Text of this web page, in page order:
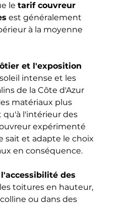
le tarif couvreur
est généralement
à la moyenne
et l'exposition
intense et les
de la Côte d'Azur
matériaux plus
qu'à l'intérieur des
expérimenté
sait et adapte le choix
en conséquence.
des
toitures en hauteur,
ou dans des